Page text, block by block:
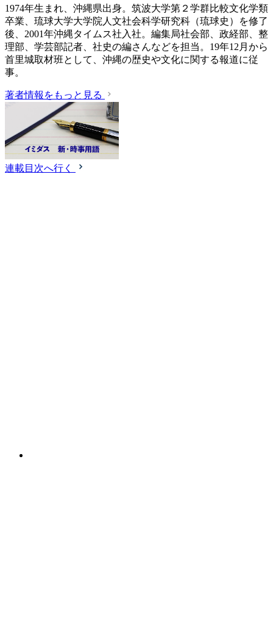
1974年生まれ、沖縄県出身。筑波大学第２学群比較文化学類
卒業、琉球大学大学院人文社会科学研究科（琉球史）を修了
後、2001年沖縄タイムス社入社。編集局社会部、政経部、整
理部、学芸部記者、社史の編さんなどを担当。19年12月から
首里城取材班として、沖縄の歴史や文化に関する報道に従
事。
著者情報をもっと見る
連載目次へ行く